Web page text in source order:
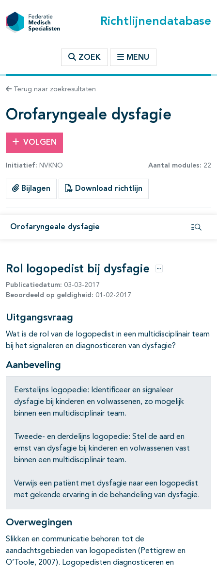
Richtlijnendatabase
ZOEK MENU
Terug naar zoekresultaten
Orofaryngeale dysfagie
VOLGEN
Initiatief: NVKNO Aantal modules: 22
Bijlagen Download richtlijn
Orofaryngeale dysfagie
binnen deze richtlijn
open- en dichtklappen
open- en dichtklappen
Rol logopedist bij dysfagie Opties
Publicatiedatum: 03-03-2017
Beoordeeld op geldigheid: 01-02-2017
Uitgangsvraag
Wat is de rol van de logopedist in een multidisciplinair team
bij het signaleren en diagnosticeren van dysfagie?
Aanbeveling
Eerstelijns logopedie: Identificeer en signaleer
dysfagie bij kinderen en volwassenen, zo mogelijk
binnen een multidisciplinair team.
Tweede- en derdelijns logopedie: Stel de aard en
ernst van dysfagie bij kinderen en volwassenen vast
binnen een multidisciplinair team.
Verwijs een patiënt met dysfagie naar een logopedist
met gekende ervaring in de behandeling van dysfagie.
Overwegingen
Slikken en communicatie behoren tot de
aandachtsgebieden van logopedisten (Pettigrew en
O’Toole, 2007). Logopedisten diagnosticeren en